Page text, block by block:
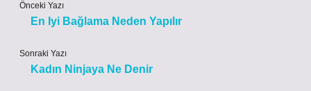
Önceki Yazı
En Iyi Bağlama Neden Yapılır
Sonraki Yazı
Kadın Ninjaya Ne Denir